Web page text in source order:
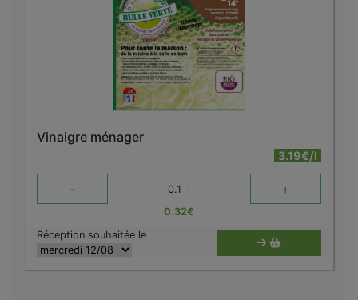
Vinaigre ménager
3.19€/l
- 0.1 l +
0.32€
Réception souhaitée le